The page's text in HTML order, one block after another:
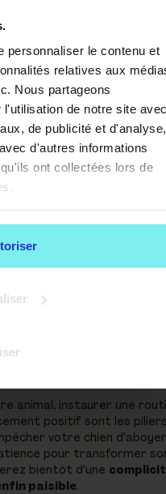
personnaliser le contenu et
relatives aux
Nous partageons
de notre site
de publicité et d'analyse,
d'autres informations
ont collectées lors de
Intervenant
recommandé
Vétérinaire
à
Médiateur
vétérinaire avant de
animal, instaurer une
positif sont les
votre chien
pour transformer
bientôt d'une
paisible.